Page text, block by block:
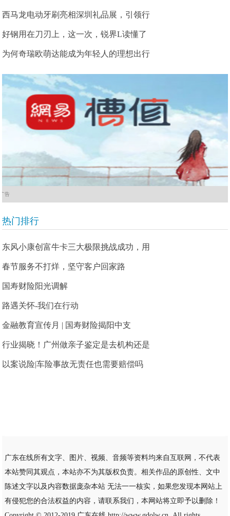
西马龙电动牙刷亮相深圳礼品展，引领行
好钢用在刀刃上，这一次，锐界L读懂了
为何奇瑞欧萌达能成为年轻人的理想出行
广告
热门排行
东风小康创富牛卡三大极限挑战成功，用
春节服务不打烊，坚守客户回家路
国寿财险阳光调解
路遇关怀-我们在行动
金融教育宣传月 | 国寿财险揭阳中支
行业揭晓！广州做亲子鉴定是去机构还是
以案说险|车险事故无责任也需要赔偿吗
广东在线所有文字、图片、视频、音频等资料均来自互联网，不代表
本站赞同其观点，本站亦不为其版权负责。相关作品的原创性、文中
陈述文字以及内容数据庞杂本站 无法一一核实，如果您发现本网站上
有侵犯您的合法权益的内容，请联系我们，本网站将立即予以删除！